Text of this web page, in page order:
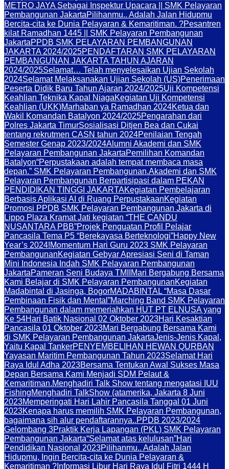
METRO JAYA Sebagai Inspektur Upacara || SMK Pelayaran
Pembangunan JakartaPilihanmu.. Adalah Jalan Hidupmu
Bercita-cita ke Dunia Pelayaran & Kemaritiman. ?Pesantren
kilat Ramadhan 1445 || SMK Pelayaran Pembangunan
JakartaPPDB SMK PELAYARAN PEMBANGUNAN
JAKARTA 2024/2025PENDAFTARAN SMK PELAYARAN
PEMBANGUNAN JAKARTA TAHUN AJARAN
2024/2025Selamat… Telah menyelesaikan Ujian Sekolah
2024Selamat Melaksanakan Ujian Sekolah (US)Penerimaan
Peserta Didik Baru Tahun Ajaran 2024/2025Uji Kompetensi
Keahlian Teknika Kapal NiagaKegiatan Uji Kompetensi
Keahlian (UKK)Marhaban ya Ramadhan 2024Ketua dan
Wakil Komandan Batalyon 2024/2025Pengarahan dari
Polres Jakarta TimurSosialisasi Ditjen Bea dan Cukai
tentang rekrutmen CASN tahun 2024Penilaian Tengah
Semester Genap 2023/2024Alumni Akademi dan SMK
Pelayaran Pembangunan JakartaPemilihan Komandan
Batalyon“Perpustakaan adalah tempat membaca masa
depan.” SMK Pelayaran Pembangunan.Akademi dan SMK
Pelayaran Pembangunan Berpartisipasi dalam PEKAN
PENDIDIKAN TINGGI JAKARTAKegiatan Pembelajaran
Berbasis Aplikasi AI di Ruang PerpustakaanKegiatan
Promosi PPDB SMK Pelayaran Pembangunan Jakarta di
Lippo Plaza Kramat Jati kegiatan “THE CANDU
NUSANTARA PBB”Projek Penguatan Profil Pelajar
Pancasila Tema P5 “Berekayasa Berteknologi”Happy New
Year’s 2024!Momentum Hari Guru 2023 SMK Pelayaran
PembangunanKegiatan Gebyar Apresiasi Seni di Taman
Mini Indonesia Indah SMK Pelayaran Pembangunan
JakartaPameran Seni Budaya TMII
Mari Bergabung Bersama
Kami Belajar di SMK Pelayaran PembangunanKegiatan
Madabintal di Jasinga, BogorMADABINTAL “Masa Dasar
Pembinaan Fisik dan Mental”Marching Band SMK Pelayaran
Pembangunan dalam memeriahkan HUT PT ELNUSA yang
Ke 54Hari Batik Nasional 02 Oktober 2023Hari Kesaktian
Pancasila 01 Oktober 2023Mari Bergabung Bersama Kami
di SMK Pelayaran Pembangunan JakartaJenis-Jenis Kapal,
Yaitu Kapal TankerPENYEMBELIHAN HEWAN QURBAN
Yayasan Maritim Pembangunan Tahun 2023Selamat Hari
Raya Idul Adha 2023Bersama Tentukan Awal Sukses Masa
Depan Bersama Kami Menjadi SDM Pelaut &
Kemaritiman.Menghadiri Talk Show tentang mengatasi IUU
FishingMenghadiri TalkShow (atamerika, Jakarta 8 Juni
2023Memperingati Hari Lahir Pancasila Tanggal 01 Juni
2023Kenapa harus memilih SMK Pelayaran Pembangunan,
bagaimana sih alur pendaftarannya..PPDB 2023/2024
Gelombang 3Praktik Kerja Lapangan (PKL) SMK Pelayaran
Pembangunan Jakarta“Selamat atas kelulusan”Hari
Pendidikan Nasional 2023Pilihanmu.. Adalah Jalan
Hidupmu, Ingin Bercita-cita ke Dunia Pelayaran &
Kemaritiman ? Informasi Libur Hari Raya Idul Fitri 1444 H